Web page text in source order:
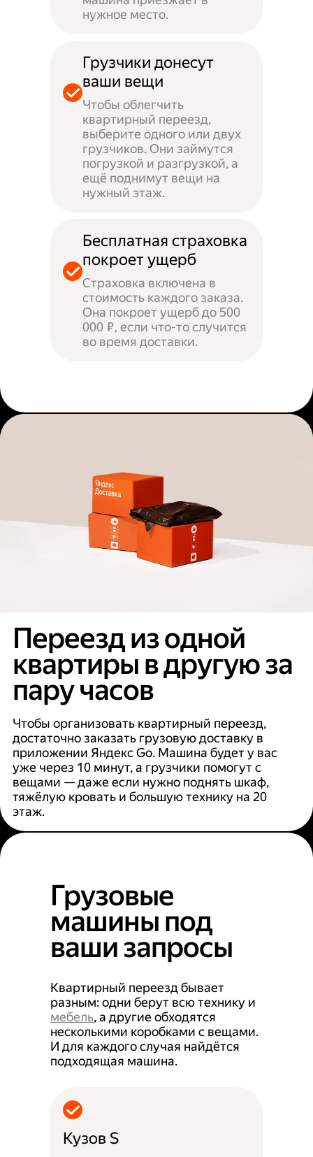
нужное место.
Грузчики донесут
ваши вещи
Чтобы облегчить
квартирный переезд,
выберите одного или двух
грузчиков. Они займутся
погрузкой и разгрузкой, а
ещё поднимут вещи на
нужный этаж.
Бесплатная страховка
покроет ущерб
Страховка включена в
стоимость каждого заказа.
Она покроет ущерб до 500
000 ₽, если что-то случится
во время доставки.
Переезд из одной
квартиры в другую за
пару часов
Чтобы организовать квартирный переезд,
достаточно заказать грузовую доставку в
приложении Яндекс Go. Машина будет у вас
уже через 10 минут, а грузчики помогут с
вещами — даже если нужно поднять шкаф,
тяжёлую кровать и большую технику на 20
этаж.
Грузовые
машины под
ваши запросы
Квартирный переезд бывает
разным: одни берут всю технику и
мебель, а другие обходятся
несколькими коробками с вещами.
И для каждого случая найдётся
подходящая машина.
Кузов S